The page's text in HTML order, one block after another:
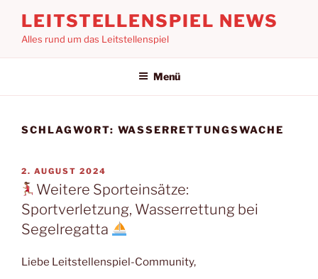
Inhalt
springen
LEITSTELLENSPIEL NEWS
Alles rund um das Leitstellenspiel
Menü
SCHLAGWORT: WASSERRETTUNGSWACHE
VERÖFFENTLICHT
AM
2. AUGUST 2024
Weitere Sporteinsätze:
Sportverletzung, Wasserrettung bei
Segelregatta
Liebe Leitstellenspiel-Community,